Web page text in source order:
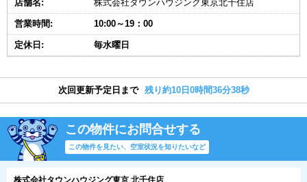
店舗名: 株式会社タウンハウジング東京北千住店
営業時間: 10:00～19：00
定休日: 毎水曜日
次回更新予定日まで 残り約10日0時間36分38秒
この物件にお問合せする
この物件を見たい、空室状況を知りたいなど
株式会社タウンハウジング東京 北千住店